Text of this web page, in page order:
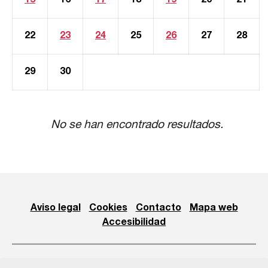
22 23 24 25 26 27 28
29 30
No se han encontrado resultados.
Aviso legal Cookies Contacto
Mapa web
Accesibilidad